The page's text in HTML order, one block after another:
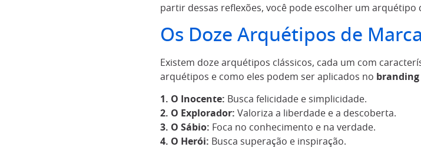
partir dessas reflexões, você pode escolher um arquétipo
Os Doze Arquétipos de Marca
Existem doze arquétipos clássicos, cada um com
arquétipos e como eles podem ser aplicados no branding
1. O Inocente: Busca felicidade e simplicidade.
2. O Explorador: Valoriza a liberdade e a descoberta.
3. O Sábio: Foca no conhecimento e na verdade.
4. O Herói: Busca superação e inspiração.